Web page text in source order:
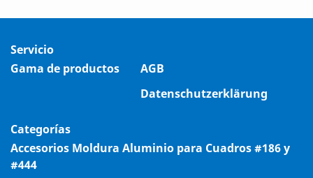
Servicio
Gama de productos
AGB
Datenschutzerklärung
Categorías
Accesorios Moldura Aluminio para Cuadros #186 y
#444